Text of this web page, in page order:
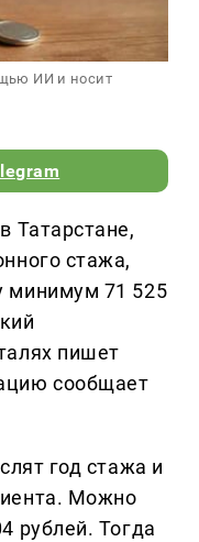
ИИ и носит
Татарстане,
стажа,
минимум 71 525
пишет
сообщает
год стажа и
Можно
рублей. Тогда